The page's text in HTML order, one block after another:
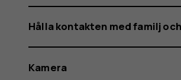
Hålla kontakten med familj
Kamera